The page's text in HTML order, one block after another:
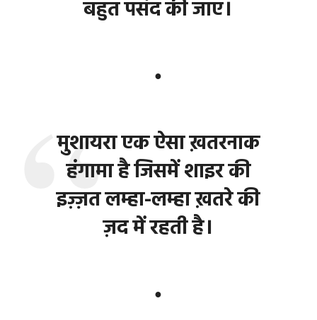
बहुत पसंद की जाए।
●
मुशायरा एक ऐसा ख़तरनाक
हंगामा है जिसमें शाइर की
इज़्ज़त लम्हा-लम्हा ख़तरे की
ज़द में रहती है।
●